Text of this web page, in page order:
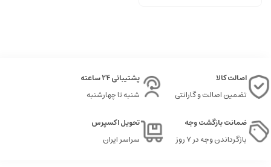
اصالت کالا
تضمین اصالت و گارانتی
پشتیبانی 24 ساعته
شنبه تا چهارشنبه
ضمانت بازگشت وجه
بازگرداندن وجه در ۷ روز
تحویل اکسپرس
سراسر ایران